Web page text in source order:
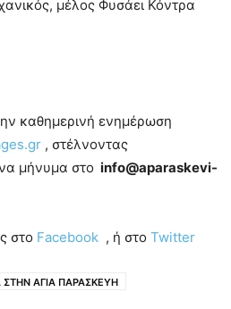
μέλος Φυσάει Κόντρα
καθημερινή ενημέρωση
, στέλνοντας
μήνυμα στο info@aparaskevi-
στο Facebook , ή στο Twitter
ΑΓΙΑ ΠΑΡΑΣΚΕΥΗ